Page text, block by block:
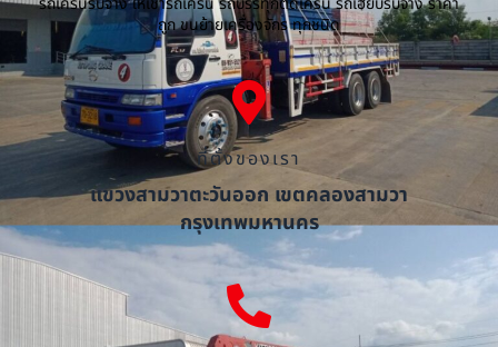
ถูก ขนย้ายเครื่องจักร ทุกชนิด
ที่ตั้งของเรา
แขวงสามวาตะวันออก เขตคลองสามวา
กรุงเทพมหานคร